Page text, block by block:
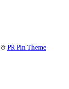
&PR Pin Theme